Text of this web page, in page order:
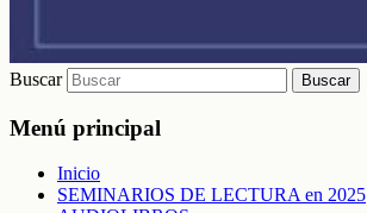
Buscar
Menú principal
Inicio
SEMINARIOS DE LECTURA en 2025